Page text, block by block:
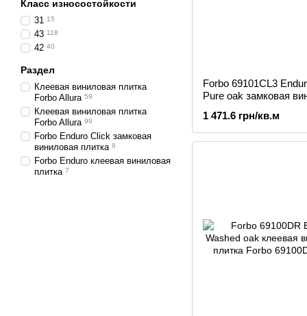
Forbo 69101CL3
Pure oak замковая
1 471.6 грн/кв.м
Класс износостойкости
31 15
43 118
42 40
Раздел
Клеевая виниловая плитка
Forbo Allura 59
Клеевая виниловая плитка
Forbo Allura 99
Forbo Enduro Click замковая
виниловая плитка 8
Forbo Enduro клеевая виниловая
плитка 7